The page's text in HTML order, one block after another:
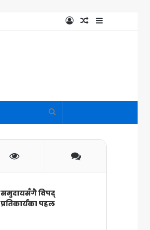
Sidebar
Random
Log
समुदायसँगै विपद्
प्रतिकार्यका पहल